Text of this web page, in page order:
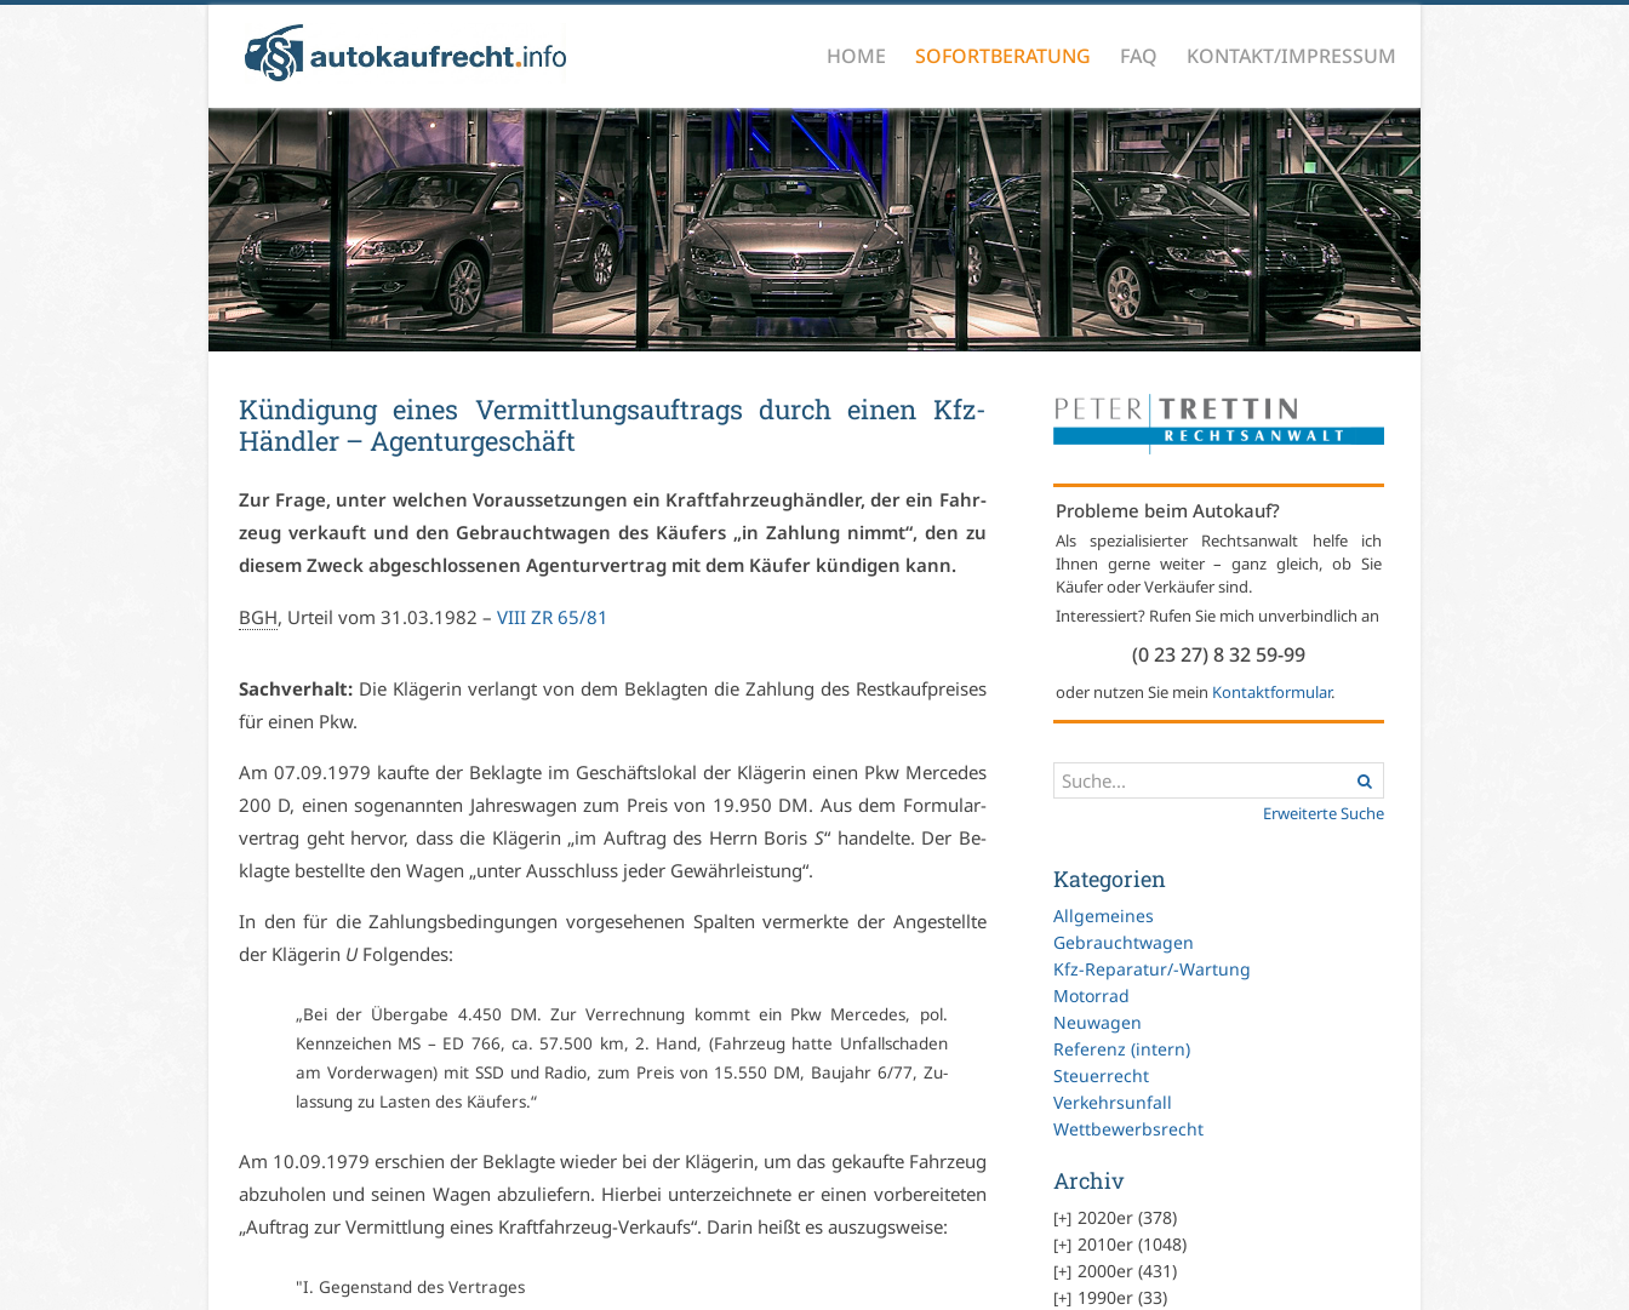
HOME SOFORTBERATUNG FAQ KONTAKT/IMPRESSUM
Kün­di­gung ei­nes Ver­mitt­lungs­auf­trags durch ei­nen Kfz-
Händ­ler – Agen­tur­ge­schäft
Zur Fra­ge, un­ter wel­chen Vor­aus­set­zun­gen ein Kraft­fahr­zeug­händ­ler, der ein Fahr­
zeug ver­kauft und den Ge­braucht­wa­gen des Käu­fers „in Zah­lung nimmt“, den zu
die­sem Zweck ab­ge­schlos­se­nen Agen­tur­ver­trag mit dem Käu­fer kün­di­gen kann.
BGH, Ur­teil vom 31.03.1982 – VI­II ZR 65/81
Sach­ver­halt: Die Klä­ge­rin ver­langt von dem Be­klag­ten die Zah­lung des Rest­kauf­prei­ses
für ei­nen Pkw.
Am 07.09.1979 kauf­te der Be­klag­te im Ge­schäfts­lo­kal der Klä­ge­rin ei­nen Pkw Mer­ce­des
200 D, ei­nen so­ge­nann­ten Jah­res­wa­gen zum Preis von 19.950 DM. Aus dem For­mu­lar­
ver­trag geht her­vor, dass die Klä­ge­rin „im Auf­trag des Herrn Bo­ris S“ han­del­te. Der Be­
klag­te be­stell­te den Wa­gen „un­ter Aus­schluss je­der Ge­währ­leis­tung“.
In den für die Zah­lungs­be­din­gun­gen vor­ge­se­he­nen Spal­ten ver­merk­te der An­ge­stell­te
der Klä­ge­rin UFol­gen­des:
„Bei der Über­ga­be 4.450 DM. Zur Ver­rech­nung kommt ein Pkw Mer­ce­des, pol.
Kenn­zei­chen MS – ED 766, ca. 57.500 km, 2. Hand, (Fahr­zeug hat­te Un­fall­scha­den
am Vor­der­wa­gen) mit SSD und Ra­dio, zum Preis von 15.550 DM, Bau­jahr 6/77, Zu­
las­sung zu Las­ten des Käu­fers.“
Am 10.09.1979 er­schien der Be­klag­te wie­der bei der Klä­ge­rin, um das ge­kauf­te Fahr­zeug
ab­zu­ho­len und sei­nen Wa­gen ab­zu­lie­fern. Hier­bei un­ter­zeich­ne­te er ei­nen vor­be­rei­te­ten
„Auf­trag zur Ver­mitt­lung ei­nes Kraft­fahr­zeug-Ver­kaufs“. Dar­in heißt es aus­zugs­wei­se:
"I. Ge­gen­stand des Ver­tra­ges
Probleme beim Autokauf?
Als spezialisierter Rechtsanwalt helfe ich
Ihnen gerne weiter – ganz gleich, ob Sie
Käufer oder Verkäufer sind.
Interessiert? Rufen Sie mich unverbindlich an
(0 23 27) 8 32 59-99
oder nutzen Sie mein Kontaktformular.
Erweiterte Suche
Kategorien
Allgemeines
Gebrauchtwagen
Kfz-Reparatur/-Wartung
Motorrad
Neuwagen
Referenz (intern)
Steuerrecht
Verkehrsunfall
Wettbewerbsrecht
Archiv
2020er (378)
2010er (1048)
2000er (431)
1990er (33)